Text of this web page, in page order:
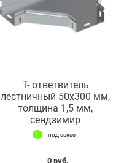
Т- ответвитель
лестничный 50х300 мм,
толщина 1,5 мм,
сендзимир
под заказ
0 руб.